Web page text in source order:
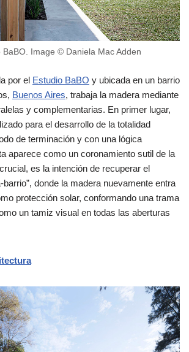
BaBO. Image © Daniela Mac Adden
por el Estudio BaBO y ubicada en un barrio
Buenos Aires, trabaja la madera mediante
y complementarias. En primer lugar,
para el desarrollo de la totalidad
de terminación y con una lógica
aparece como un coronamiento sutil de la
es la intención de recuperar el
barrio”, donde la madera nuevamente entra
protección solar, conformando una trama
un tamiz visual en todas las aberturas